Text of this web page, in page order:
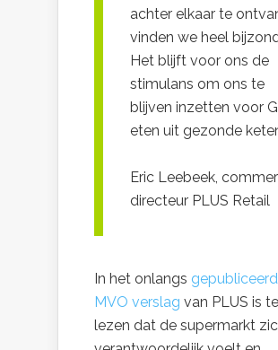
achter elkaar te
vinden we heel
Het blijft voor ons de
stimulans om ons te
blijven inzetten voor
eten uit gezonde
Eric Leebeek,
directeur PLUS Retail
In het onlangs
MVO verslag van PLUS is te
lezen dat de supermarkt